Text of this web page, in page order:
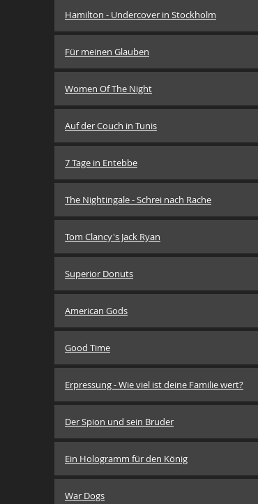
Hamilton - Undercover in Stockholm
Für meinen Glauben
Women Of The Night
Auf der Couch in Tunis
7 Tage in Entebbe
The Nightingale - Schrei nach Rache
Tom Clancy's Jack Ryan
Superior Donuts
American Gods
Good Time
Erpressung - Wie viel ist deine Familie wert?
Der Spion und sein Bruder
Ein Hologramm für den König
War Dogs